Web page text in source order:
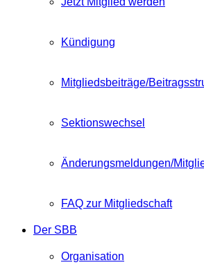
Kündigung
Mitgliedsbeiträge/
Sektionswechsel
Änderungsmeldungen/
FAQ zur Mitgliedschaft
Der SBB
Organisation